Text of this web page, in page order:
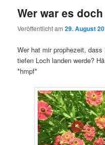
Wer war es
Veröffentlicht am29. August
Wer hat mir prophezeit,
tiefen Loch landen werde?
*hmpf*